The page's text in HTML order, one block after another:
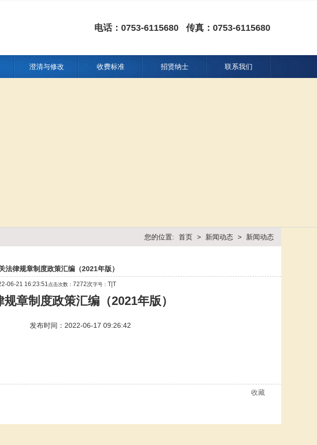
电话：0753-6115680 传真：0753-6115680
澄清与修改 收费标准 招贤纳士 联系我们
您的位置: 首页 > 新闻动态 > 新闻动态
法律规章制度政策汇编（2021年版）
06-21 16:23:51点击次数： 7272次字号： T| T
章制度政策汇编（2021年版）
发布时间：2022-06-17 09:26:42
收藏